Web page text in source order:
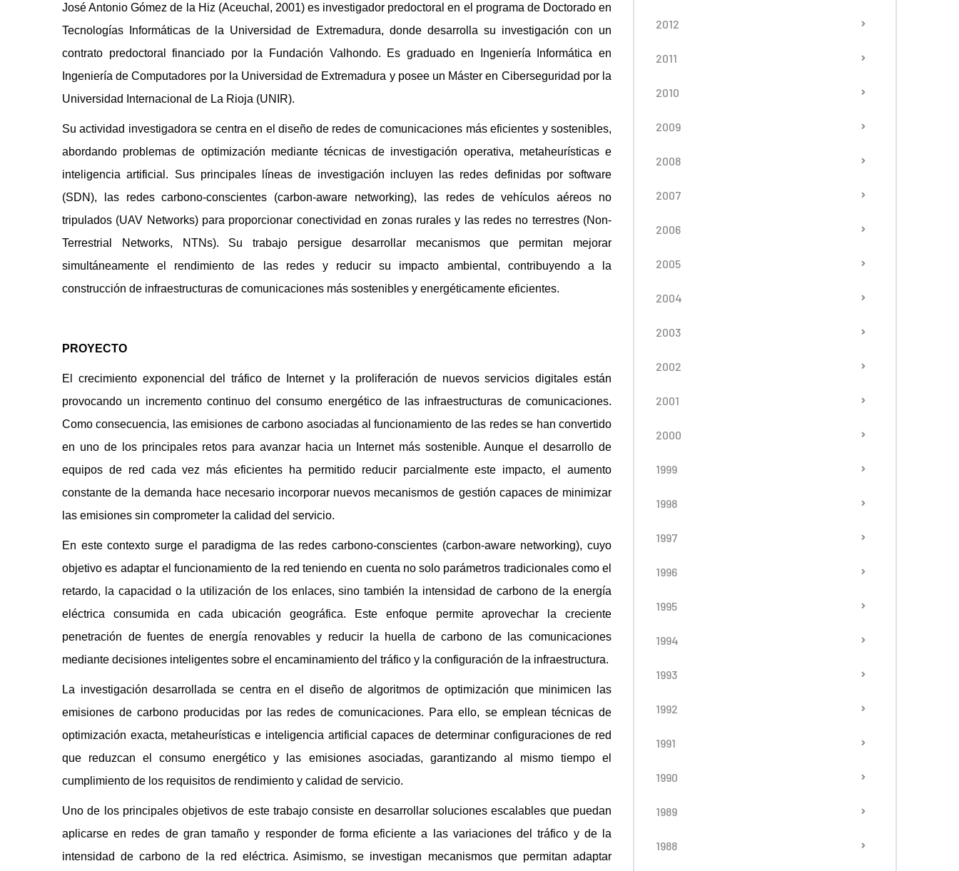
José Antonio Gómez de la Hiz (Aceuchal, 2001) es investigador predoctoral en el programa de Doctorado en
Tecnologías Informáticas de la Universidad de Extremadura, donde desarrolla su investigación con un
contrato predoctoral financiado por la Fundación Valhondo. Es graduado en Ingeniería Informática en
Ingeniería de Computadores por la Universidad de Extremadura y posee un Máster en Ciberseguridad por la
Universidad Internacional de La Rioja (UNIR).
Su actividad investigadora se centra en el diseño de redes de comunicaciones más eficientes y sostenibles,
abordando problemas de optimización mediante técnicas de investigación operativa, metaheurísticas e
inteligencia artificial. Sus principales líneas de investigación incluyen las redes definidas por software
(SDN), las redes carbono-conscientes (carbon-aware networking), las redes de vehículos aéreos no
tripulados (UAV Networks) para proporcionar conectividad en zonas rurales y las redes no terrestres (Non-
Terrestrial Networks, NTNs). Su trabajo persigue desarrollar mecanismos que permitan mejorar
simultáneamente el rendimiento de las redes y reducir su impacto ambiental, contribuyendo a la
construcción de infraestructuras de comunicaciones más sostenibles y energéticamente eficientes.
PROYECTO
El crecimiento exponencial del tráfico de Internet y la proliferación de nuevos servicios digitales están
provocando un incremento continuo del consumo energético de las infraestructuras de comunicaciones.
Como consecuencia, las emisiones de carbono asociadas al funcionamiento de las redes se han convertido
en uno de los principales retos para avanzar hacia un Internet más sostenible. Aunque el desarrollo de
equipos de red cada vez más eficientes ha permitido reducir parcialmente este impacto, el aumento
constante de la demanda hace necesario incorporar nuevos mecanismos de gestión capaces de minimizar
las emisiones sin comprometer la calidad del servicio.
En este contexto surge el paradigma de las redes carbono-conscientes (carbon-aware networking), cuyo
objetivo es adaptar el funcionamiento de la red teniendo en cuenta no solo parámetros tradicionales como el
retardo, la capacidad o la utilización de los enlaces, sino también la intensidad de carbono de la energía
eléctrica consumida en cada ubicación geográfica. Este enfoque permite aprovechar la creciente
penetración de fuentes de energía renovables y reducir la huella de carbono de las comunicaciones
mediante decisiones inteligentes sobre el encaminamiento del tráfico y la configuración de la infraestructura.
La investigación desarrollada se centra en el diseño de algoritmos de optimización que minimicen las
emisiones de carbono producidas por las redes de comunicaciones. Para ello, se emplean técnicas de
optimización exacta, metaheurísticas e inteligencia artificial capaces de determinar configuraciones de red
que reduzcan el consumo energético y las emisiones asociadas, garantizando al mismo tiempo el
cumplimiento de los requisitos de rendimiento y calidad de servicio.
Uno de los principales objetivos de este trabajo consiste en desarrollar soluciones escalables que puedan
aplicarse en redes de gran tamaño y responder de forma eficiente a las variaciones del tráfico y de la
intensidad de carbono de la red eléctrica. Asimismo, se investigan mecanismos que permitan adaptar
2012
2011
2010
2009
2008
2007
2006
2005
2004
2003
2002
2001
2000
1999
1998
1997
1996
1995
1994
1993
1992
1991
1990
1989
1988